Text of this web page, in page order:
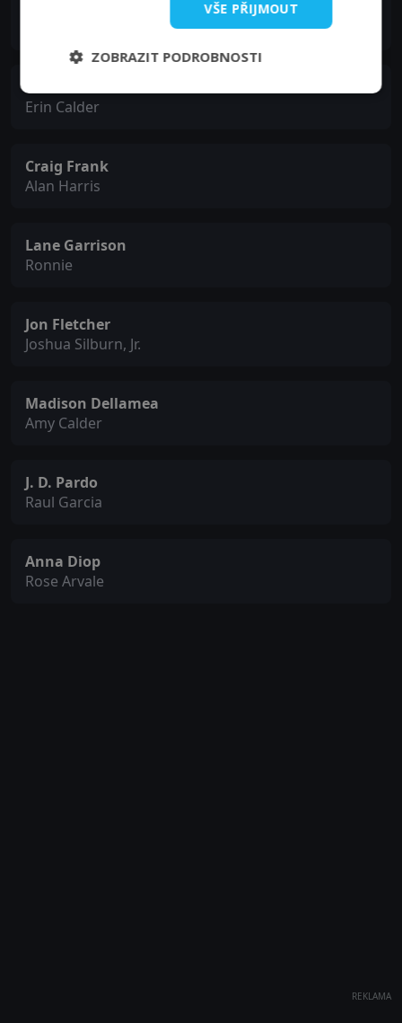
Sofia Black-D'Elia
Erin Calder
Craig Frank
Alan Harris
Lane Garrison
Ronnie
Jon Fletcher
Joshua Silburn, Jr.
Madison Dellamea
Amy Calder
J. D. Pardo
Raul Garcia
Anna Diop
Rose Arvale
REKLAMA
VŠE PŘIJMOUT
ZOBRAZIT PODROBNOSTI